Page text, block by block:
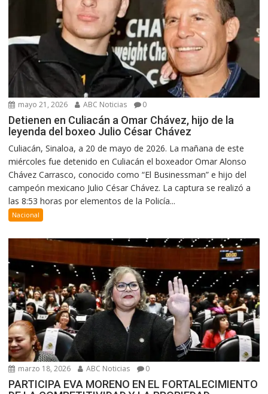
mayo 21, 2026 ABC Noticias 0
Detienen en Culiacán a Omar Chávez, hijo de la
leyenda del boxeo Julio César Chávez
Culiacán, Sinaloa, a 20 de mayo de 2026. La mañana de este
miércoles fue detenido en Culiacán el boxeador Omar Alonso
Chávez Carrasco, conocido como “El Businessman” e hijo del
campeón mexicano Julio César Chávez. La captura se realizó a
las 8:53 horas por elementos de la Policía...
Nacional
marzo 18, 2026 ABC Noticias 0
PARTICIPA EVA MORENO EN EL FORTALECIMIENTO